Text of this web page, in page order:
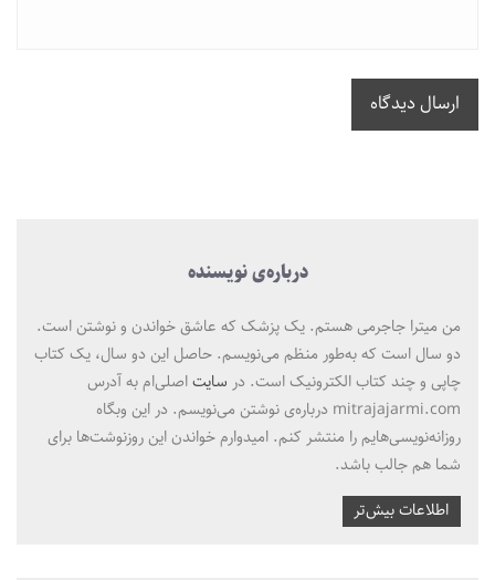
ارسال دیدگاه
درباره‌ی نویسنده
من میترا جاجرمی هستم. یک پزشک که عاشق خواندن و نوشتن است.
دو سال است که به‌طور منظم می‌نویسم. حاصل این دو سال، یک کتاب
چاپی و چند کتاب الکترونیک است. در سایتاصلی‌ام به آدرس
mitrajajarmi.com درباره‌ی نوشتن می‌نویسم. در این وبگاه
روزانه‌نویسی‌هایم را منتشر کنم. امیدوارم خواندن این روزنوشت‌ها برای
شما هم جالب باشد.
اطلاعات بیش‌تر